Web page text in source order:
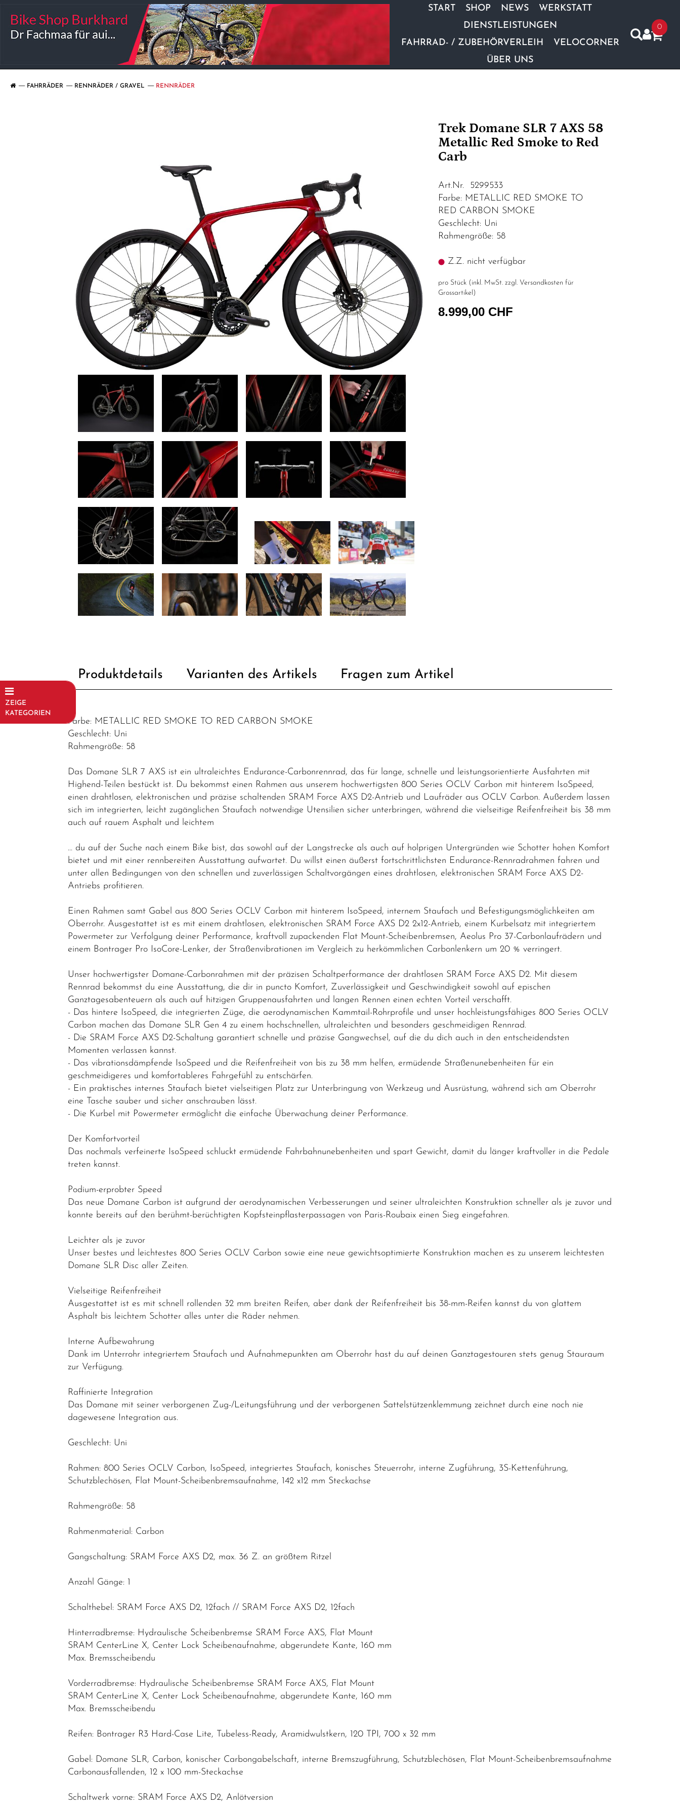
START SHOP NEWS
WERKSTATT
DIENSTLEISTUNGEN
FAHRRAD- / ZUBEHÖRVERLEIH
VELOCORNER
ÜBER UNS
0
FAHRRÄDER RENNRÄDER / GRAVEL RENNRÄDER
ZEIGE
KATEGORIEN
Mountainbikes
Sonderangebote
Jugendfahrräder
Trek Domane SLR 7 AXS 58
Metallic Red Smoke to Red
Carb
Art.Nr. 5299533
Farbe: METALLIC RED SMOKE TO
RED CARBON SMOKE
Geschlecht: Uni
Rahmengröße: 58
Z.Z. nicht verfügbar
pro Stück (inkl. MwSt. zzgl. Versandkosten für
Grossartikel )
8.999,00 CHF
Produktdetails Varianten des Artikels Fragen zum Artikel
Farbe: METALLIC RED SMOKE TO RED CARBON SMOKE
Geschlecht: Uni
Rahmengröße: 58
Das Domane SLR 7 AXS ist ein ultraleichtes Endurance-Carbonrennrad, das für lange, schnelle und leistungsorientierte Ausfahrten mit
Highend-Teilen bestückt ist. Du bekommst einen Rahmen aus unserem hochwertigsten 800 Series OCLV Carbon mit hinterem IsoSpeed,
einen drahtlosen, elektronischen und präzise schaltenden SRAM Force AXS D2-Antrieb und Laufräder aus OCLV Carbon. Außerdem lassen
sich im integrierten, leicht zugänglichen Staufach notwendige Utensilien sicher unterbringen, während die vielseitige Reifenfreiheit bis 38 mm
auch auf rauem Asphalt und leichtem
… du auf der Suche nach einem Bike bist, das sowohl auf der Langstrecke als auch auf holprigen Untergründen wie Schotter hohen Komfort
bietet und mit einer rennbereiten Ausstattung aufwartet. Du willst einen äußerst fortschrittlichsten Endurance-Rennradrahmen fahren und
unter allen Bedingungen von den schnellen und zuverlässigen Schaltvorgängen eines drahtlosen, elektronischen SRAM Force AXS D2-
Antriebs profitieren.
Einen Rahmen samt Gabel aus 800 Series OCLV Carbon mit hinterem IsoSpeed, internem Staufach und Befestigungsmöglichkeiten am
Oberrohr. Ausgestattet ist es mit einem drahtlosen, elektronischen SRAM Force AXS D2 2x12-Antrieb, einem Kurbelsatz mit integriertem
Powermeter zur Verfolgung deiner Performance, kraftvoll zupackenden Flat Mount-Scheibenbremsen, Aeolus Pro 37-Carbonlaufrädern und
einem Bontrager Pro IsoCore-Lenker, der Straßenvibrationen im Vergleich zu herkömmlichen Carbonlenkern um 20 % verringert.
Unser hochwertigster Domane-Carbonrahmen mit der präzisen Schaltperformance der drahtlosen SRAM Force AXS D2. Mit diesem
Rennrad bekommst du eine Ausstattung, die dir in puncto Komfort, Zuverlässigkeit und Geschwindigkeit sowohl auf epischen
Ganztagesabenteuern als auch auf hitzigen Gruppenausfahrten und langen Rennen einen echten Vorteil verschafft.
- Das hintere IsoSpeed, die integrierten Züge, die aerodynamischen Kammtail-Rohrprofile und unser hochleistungsfähiges 800 Series OCLV
Carbon machen das Domane SLR Gen 4 zu einem hochschnellen, ultraleichten und besonders geschmeidigen Rennrad.
- Die SRAM Force AXS D2-Schaltung garantiert schnelle und präzise Gangwechsel, auf die du dich auch in den entscheidendsten
Momenten verlassen kannst.
- Das vibrationsdämpfende IsoSpeed und die Reifenfreiheit von bis zu 38 mm helfen, ermüdende Straßenunebenheiten für ein
geschmeidigeres und komfortableres Fahrgefühl zu entschärfen.
- Ein praktisches internes Staufach bietet vielseitigen Platz zur Unterbringung von Werkzeug und Ausrüstung, während sich am Oberrohr
eine Tasche sauber und sicher anschrauben lässt.
- Die Kurbel mit Powermeter ermöglicht die einfache Überwachung deiner Performance.
Der Komfortvorteil
Das nochmals verfeinerte IsoSpeed schluckt ermüdende Fahrbahnunebenheiten und spart Gewicht, damit du länger kraftvoller in die Pedale
treten kannst.
Podium-erprobter Speed
Das neue Domane Carbon ist aufgrund der aerodynamischen Verbesserungen und seiner ultraleichten Konstruktion schneller als je zuvor und
konnte bereits auf den berühmt-berüchtigten Kopfsteinpflasterpassagen von Paris-Roubaix einen Sieg eingefahren.
Leichter als je zuvor
Unser bestes und leichtestes 800 Series OCLV Carbon sowie eine neue gewichtsoptimierte Konstruktion machen es zu unserem leichtesten
Domane SLR Disc aller Zeiten.
Vielseitige Reifenfreiheit
Ausgestattet ist es mit schnell rollenden 32 mm breiten Reifen, aber dank der Reifenfreiheit bis 38-mm-Reifen kannst du von glattem
Asphalt bis leichtem Schotter alles unter die Räder nehmen.
Interne Aufbewahrung
Dank im Unterrohr integriertem Staufach und Aufnahmepunkten am Oberrohr hast du auf deinen Ganztagestouren stets genug Stauraum
zur Verfügung.
Raffinierte Integration
Das Domane mit seiner verborgenen Zug-/Leitungsführung und der verborgenen Sattelstützenklemmung zeichnet durch eine noch nie
dagewesene Integration aus.
Geschlecht: Uni
Rahmen: 800 Series OCLV Carbon, IsoSpeed, integriertes Staufach, konisches Steuerrohr, interne Zugführung, 3S-Kettenführung,
Schutzblechösen, Flat Mount-Scheibenbremsaufnahme, 142 x12 mm Steckachse
Rahmengröße: 58
Rahmenmaterial: Carbon
Gangschaltung: SRAM Force AXS D2, max. 36 Z. an größtem Ritzel
Anzahl Gänge: 1
Schalthebel: SRAM Force AXS D2, 12fach // SRAM Force AXS D2, 12fach
Hinterradbremse: Hydraulische Scheibenbremse SRAM Force AXS, Flat Mount
SRAM CenterLine X, Center Lock Scheibenaufnahme, abgerundete Kante, 160 mm
Max. Bremsscheibendu
Vorderradbremse: Hydraulische Scheibenbremse SRAM Force AXS, Flat Mount
SRAM CenterLine X, Center Lock Scheibenaufnahme, abgerundete Kante, 160 mm
Max. Bremsscheibendu
Reifen: Bontrager R3 Hard-Case Lite, Tubeless-Ready, Aramidwulstkern, 120 TPI, 700 x 32 mm
Gabel: Domane SLR, Carbon, konischer Carbongabelschaft, interne Bremszugführung, Schutzblechösen, Flat Mount-Scheibenbremsaufnahme
Carbonausfallenden, 12 x 100 mm-Steckachse
Schaltwerk vorne: SRAM Force AXS D2, Anlötversion